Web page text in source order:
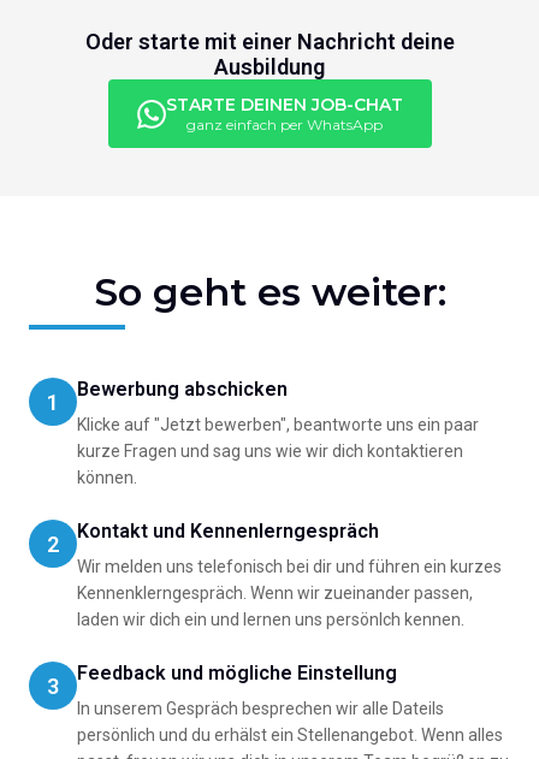
Oder starte mit einer Nachricht deine
Ausbildung
STARTE DEINEN JOB-CHAT
ganz einfach per WhatsApp
So geht es weiter:
1 Bewerbung abschicken
Klicke auf "Jetzt bewerben", beantworte uns ein paar
kurze Fragen und sag uns wie wir dich kontaktieren
können.
2 Kontakt und Kennenlerngespräch
Wir melden uns telefonisch bei dir und führen ein kurzes
Kennenklerngespräch. Wenn wir zueinander passen,
laden wir dich ein und lernen uns persönlch kennen.
3 Feedback und mögliche Einstellung
In unserem Gespräch besprechen wir alle Dateils
persönlich und du erhälst ein Stellenangebot. Wenn alles